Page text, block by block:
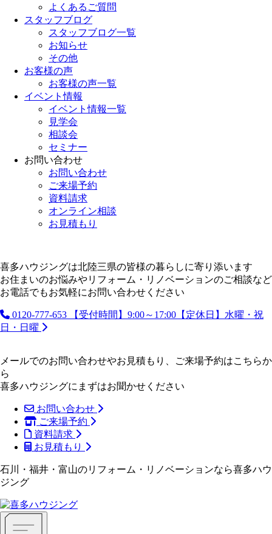
よくあるご質問
スタッフブログ
スタッフブログ一覧
お知らせ
その他
お客様の声
お客様の声一覧
イベント情報
イベント情報一覧
見学会
相談会
セミナー
お問い合わせ
お問い合わせ
ご来場予約
資料請求
オンライン相談
お見積もり
喜多ハウジングは北陸三県の皆様の暮らしに寄り添います
お住まいのお悩みやリフォーム・リノベーションのご相談など
お電話でもお気軽にお問い合わせください
0120-777-653
【受付時間】9:00～17:00【定休日】水曜・祝
日・日曜
メールでのお問い合わせやお見積もり、ご来場予約はこちらか
ら
喜多ハウジングにまずはお聞かせください
お問い合わせ
ご来場予約
資料請求
お見積もり
石川・福井・富山のリフォーム・リノベーションなら喜多ハウ
ジング